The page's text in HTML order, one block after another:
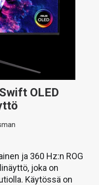
OLED
ja 360 Hz:n ROG
joka on
Käytössä on